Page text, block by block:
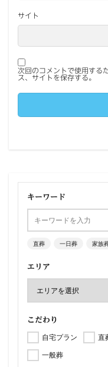
サイト
次回のコメントで使用する
ス、サイトを保存する。
キーワード
直葬 一日葬 家族
エリア
こだわり
自宅プラン 直
一般葬